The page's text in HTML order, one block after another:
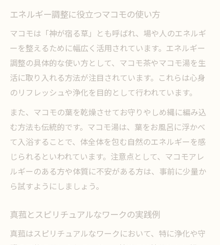
エネルギー調整に役立つマコモの使い方
マコモは「神が宿る草」とも呼ばれ、場や人のエネルギ
ーを整えるために幅広く活用されています。エネルギー
調整の具体的な使い方として、マコモ茶やマコモ湯を生
活に取り入れる方法が注目されています。これらは心身
のリフレッシュや浄化を目的として行われています。
また、マコモの葉を乾燥させてお守りやしめ縄に編み込
む方法も伝統的です。マコモ湯は、葉をお風呂に浮かべ
て入浴することで、体全体を包む自然のエネルギーを感
じられるといわれています。注意点として、マコモアレ
ルギーのある方や体質に不安がある方は、事前に少量か
ら試すようにしましょう。
真菰とスピリチュアルなワークの実践例
真菰はスピリチュアルなワークにおいて、特に浄化や守